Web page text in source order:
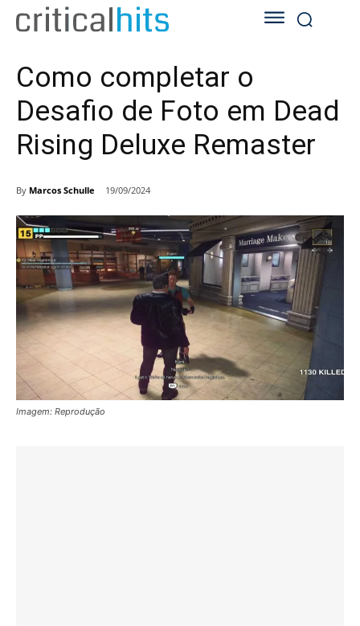
Como completar o
Desafio de Foto em Dead
Rising Deluxe Remaster
By Marcos Schulle 19/09/2024
Imagem: Reprodução